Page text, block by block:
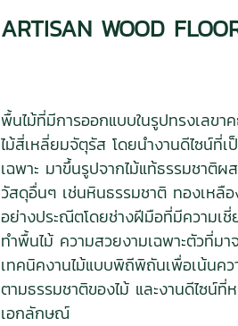
ARTISAN WOOD
พื้นไม้ที่มีการออกแบบในรูปทรงเลข
ไม้สี่เหลี่ยมจัตุรัส โดยนำงานดีไซน์ที่
เฉพาะ มาขึ้นรูปจากไม้แท้ธรรมชาติ
วัสดุอื่นๆ เช่นหินธรรมชาติ ทองเหลื
อย่างประณีตโดยช่างฝีมือที่มีความเชี่
ทำพื้นไม้ ความสวยงามเฉพาะตัวที่มา
เทคนิคงานไม้แบบพิถีพิถันเพื่อเน้นค
ตามธรรมชาติของไม้ และงานดีไซน์ที่
เอกลักษณ์